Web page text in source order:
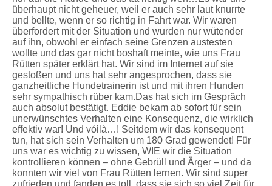
überhaupt nicht geheuer, weil er auch sehr laut knurrte
und bellte, wenn er so richtig in Fahrt war. Wir waren
überfordert mit der Situation und wurden nur wütender
auf ihn, obwohl er einfach seine Grenzen austesten
wollte und das gar nicht boshaft meinte, wie uns Frau
Rütten später erklärt hat. Wir sind im Internet auf sie
gestoßen und uns hat sehr angesprochen, dass sie
ganzheitliche Hundetrainerin ist und mit ihren Hunden
sehr sympathisch rüber kam.Das hat sich im Gespräch
auch absolut bestätigt. Eddie bekam ab sofort für sein
unerwünschtes Verhalten eine Konsequenz, die wirklich
effektiv war! Und vóilà…! Seitdem wir das konsequent
tun, hat sich sein Verhalten um 180 Grad gewendet! Für
uns war es wichtig zu wissen, WIE wir die Situation
kontrollieren können – ohne Gebrüll und Ärger – und da
konnten wir viel von Frau Rütten lernen. Wir sind super
zufrieden und fanden es toll, dass sie sich so viel Zeit für